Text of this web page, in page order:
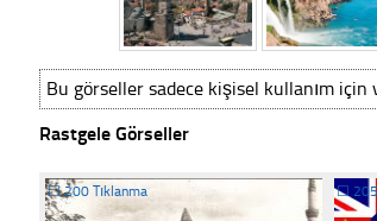
Bu görseller sadece kişisel kullanım
Rastgele Görseller
☐200 Tıklanma ☐